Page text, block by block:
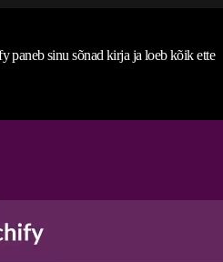
paneb sinu sõnad kirja ja loeb kõik ette